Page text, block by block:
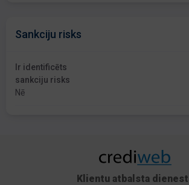
Sankciju risks
Ir identificēts
sankciju risks
Nē
Klientu atbalsta